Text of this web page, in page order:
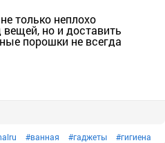
только неплохо
но и доставить
порошки не всегда
#ванная #гаджеты #гигиена